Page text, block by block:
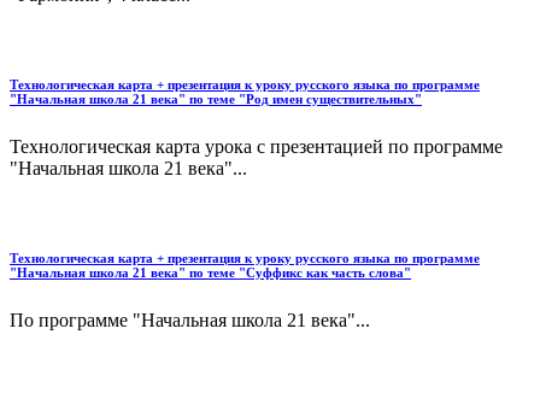
Технологическая карта + презентация к уроку русского языка по программе
"Начальная школа 21 века" по теме "Род имен существительных"
Технологическая карта урока с презентацией по программе
"Начальная школа 21 века"...
Технологическая карта + презентация к уроку русского языка по программе
"Начальная школа 21 века" по теме "Суффикс как часть слова"
По программе "Начальная школа 21 века"...